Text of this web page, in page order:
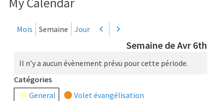
Mois Semaine Jour Précédent
Suivant
Semaine de Avr 6th
Il n’y a aucun évènement prévu pour cette période.
Catégories
General
Volet évangélisation